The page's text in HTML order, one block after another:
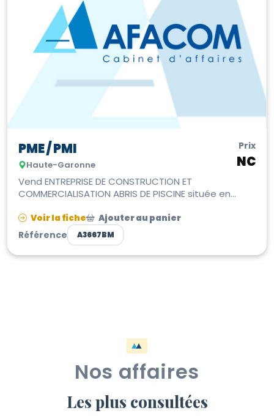
PME / PMI
Haute-Garonne
Prix
NC
Vend ENTREPRISE DE CONSTRUCTION ET
COMMERCIALISATION ABRIS DE PISCINE située en
Voir la fiche Ajouter au panier
Référence A3667BM
Nos affaires
Les plus consultées